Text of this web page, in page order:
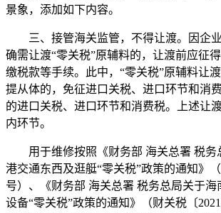
景象，添加如下内容。
三、接管海关监管，不得让渡。因企业
确需让渡“零关税”原辅料的，让渡前应征
缴税款等手续。此中，“零关税”原辅料让
提从体的，免征进口关税、进口环节和消
的进口关税、进口环节和消费税。上述让
内环节。
用于维修按照《财务部 海关总署 税务
港交通东西及逛艇“零关税”政策的通知》
号）、《财务部 海关总署 税务总局关于海
设备“零关税”政策的通知》（财关税〔